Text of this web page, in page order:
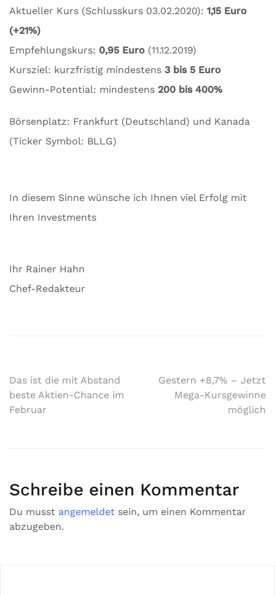
Aktueller Kurs (Schlusskurs 03.02.2020): 1,15 Euro
(+21%)
Empfehlungskurs: 0,95 Euro (11.12.2019)
Kursziel: kurzfristig mindestens 3 bis 5 Euro
Gewinn-Potential: mindestens 200 bis 400%
Börsenplatz: Frankfurt (Deutschland) und Kanada
(Ticker Symbol: BLLG)
In diesem Sinne wünsche ich Ihnen viel Erfolg mit
Ihren Investments
Ihr Rainer Hahn
Chef-Redakteur
Das ist die mit Abstand
beste Aktien-Chance im
Februar
Gestern +8,7% – Jetzt
Mega-Kursgewinne
möglich
Schreibe einen Kommentar
Du musst angemeldet sein, um einen Kommentar
abzugeben.